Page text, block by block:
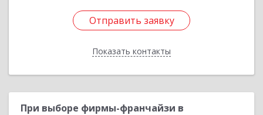
Отправить заявку
Показать контакты
Отправить заявку
Назад
При выборе фирмы-франчайзи в